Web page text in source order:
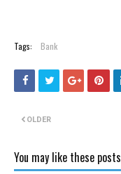
Tags: Bank
OLDER
You may like these posts